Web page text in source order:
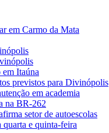
em Carmo da Mata
Itaúna
previstos para Divinópolis
em academia
na BR-262
setor de autoescolas
e quinta-feira